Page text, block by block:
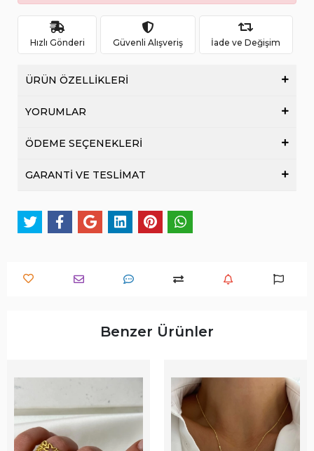
Hızlı Gönderi Güvenli Alışveriş İade ve Değişim
ÜRÜN ÖZELLİKLERİ
YORUMLAR
ÖDEME SEÇENEKLERİ
GARANTİ VE TESLİMAT
Benzer Ürünler